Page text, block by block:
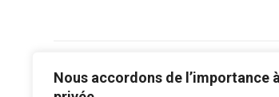
Nous accordons de l’importance